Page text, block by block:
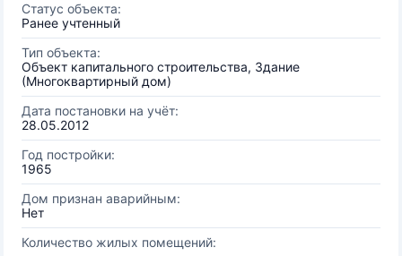
Статус объекта:
Ранее учтенный
Тип объекта:
Объект капитального строительства, Здание
(Многоквартирный дом)
Дата постановки на учёт:
28.05.2012
Год постройки:
1965
Дом признан аварийным:
Нет
Количество жилых помещений: